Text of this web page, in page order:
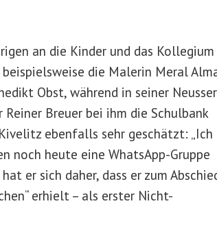
an die Kinder und das Kollegium
die Malerin Meral
Obst, während in seiner Neusser
Breuer bei ihm die Schulbank
ebenfalls sehr geschätzt: „Ich
noch heute eine WhatsApp-Gruppe
er sich daher, dass er zum
erhielt – als erster Nicht-